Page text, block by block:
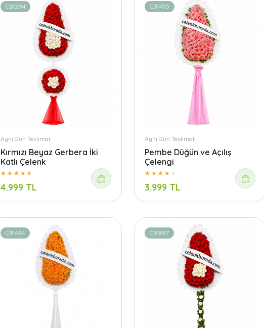
CB1294
Aynı Gün Teslimat
Kırmızı Beyaz Gerbera İki
Katlı Çelenk
4.999 TL
CB1495
Aynı Gün Teslimat
Pembe Düğün ve Açılış
Çelengi
3.999 TL
CB1494 CB1887